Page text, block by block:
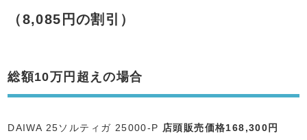
（8,085円の割引）
総額10万円超えの場合
DAIWA 25ソルティガ 25000-P 店頭販売価格168,300円